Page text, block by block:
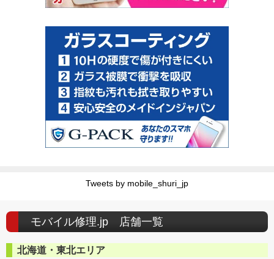
Tweets by mobile_shuri_jp
モバイル修理.jp 店舗一覧
北海道・東北エリア